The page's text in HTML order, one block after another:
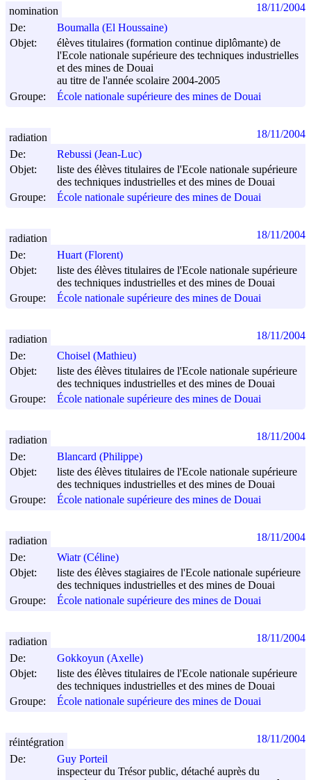
De:
Boumalla (El Houssaine)
Objet:
élèves titulaires (formation continue diplômante) de
l'Ecole nationale supérieure des techniques industrielles
et des mines de Douai
au titre de l'année scolaire 2004-2005
Groupe:
École nationale supérieure des mines de Douai
nomination 18/11/2004
De:
Rebussi (Jean-Luc)
Objet:
liste des élèves titulaires de l'Ecole nationale supérieure
des techniques industrielles et des mines de Douai
Groupe:
École nationale supérieure des mines de Douai
radiation 18/11/2004
De:
Huart (Florent)
Objet:
liste des élèves titulaires de l'Ecole nationale supérieure
des techniques industrielles et des mines de Douai
Groupe:
École nationale supérieure des mines de Douai
radiation 18/11/2004
De:
Choisel (Mathieu)
Objet:
liste des élèves titulaires de l'Ecole nationale supérieure
des techniques industrielles et des mines de Douai
Groupe:
École nationale supérieure des mines de Douai
radiation 18/11/2004
De:
Blancard (Philippe)
Objet:
liste des élèves titulaires de l'Ecole nationale supérieure
des techniques industrielles et des mines de Douai
Groupe:
École nationale supérieure des mines de Douai
radiation 18/11/2004
De:
Wiatr (Céline)
Objet:
liste des élèves stagiaires de l'Ecole nationale supérieure
des techniques industrielles et des mines de Douai
Groupe:
École nationale supérieure des mines de Douai
radiation 18/11/2004
De:
Gokkoyun (Axelle)
Objet:
liste des élèves titulaires de l'Ecole nationale supérieure
des techniques industrielles et des mines de Douai
Groupe:
École nationale supérieure des mines de Douai
radiation 18/11/2004
De:
Guy Porteil
inspecteur du Trésor public, détaché auprès du
réintégration 18/11/2004